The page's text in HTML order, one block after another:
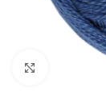
Klik om te